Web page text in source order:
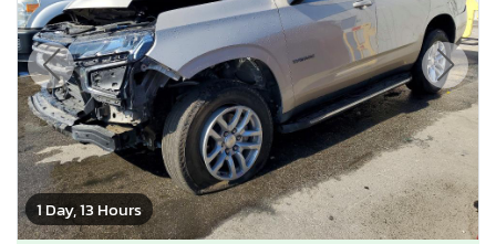
1 Day, 13 Hours